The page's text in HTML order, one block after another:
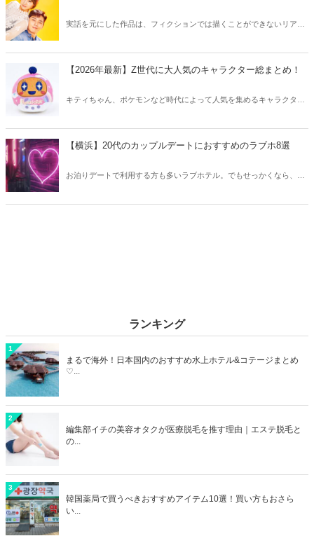
実話を元にした作品は、フィクションでは描くことができないリアル
【2026年最新】Z世代に大人気のキャラクター総まとめ！
キティちゃん、ポケモンなど時代によって人気を集めるキャラクター
クしてみましょう。
【横浜】20代のカップルデートにおすすめのラブホ8選
お泊りデートで利用する方も多いラブホテル。でもせっかくなら、キ
ランキング
1
まるで海外！日本国内のおすすめ水上ホテル&コテージまとめ
♡...
2
編集部イチの美容オタクが医療脱毛を推す理由｜エステ脱毛と
の...
3
韓国薬局で買うべきおすすめアイテム10選！買い方もおさら
い...